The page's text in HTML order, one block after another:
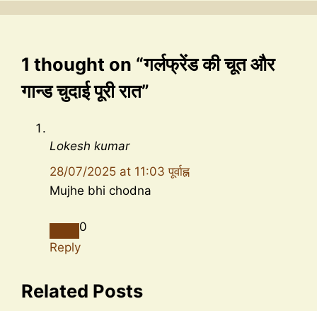
1 thought on “गर्लफ्रेंड की चूत और
गान्ड चुदाई पूरी रात”
Lokesh kumar
28/07/2025 at 11:03 पूर्वाह्न
Mujhe bhi chodna
0
Reply
Related Posts